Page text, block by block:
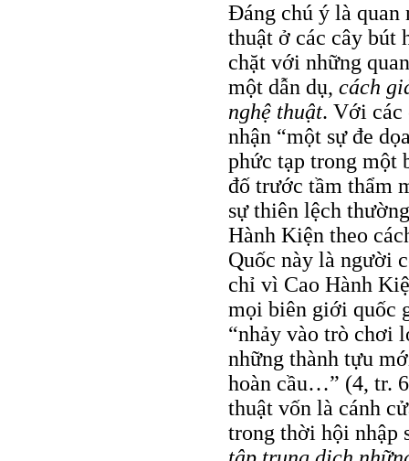
Đáng chú ý là quan
thuật ở các cây bút
chặt với những
một dẫn dụ, cách
nghệ thuật. Với các
nhận “một sự đe
phức tạp trong một
đố trước tầm thẩm
sự thiên lệch
Hành Kiện theo
Quốc này là người
chỉ vì Cao Hành
mọi biên giới quốc
“nhảy vào trò chơi
những thành tựu
hoàn cầu…” (4, tr.
thuật vốn là cánh
trong thời hội nhập